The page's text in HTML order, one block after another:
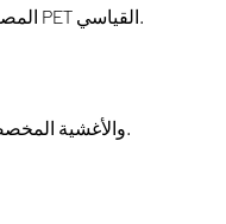
يوفر PET المصفح مظهرًا ووظيفة أفضل من PET القياسي.
نعم، عند استخدام مادة PET والأغشية المخصصة للطعام.